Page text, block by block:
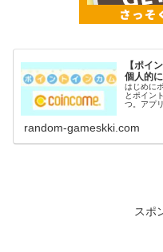
【ポイ
個人的
はじめに
とポイン
つ。アプ
random-gameskki.com
スポ